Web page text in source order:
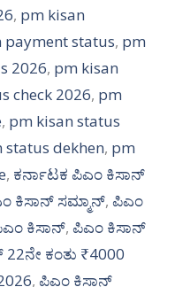
, pm kisan
payment status, pm
2026, pm kisan
check 2026, pm
, pm kisan status
status dekhen, pm
, ಕರ್ನಾಟಕ ಪಿಎಂ ಕಿಸಾನ್
ಕಿಸಾನ್ ಸಮ್ಮಾನ್, ಪಿಎಂ
ಕಿಸಾನ್, ಪಿಎಂ ಕಿಸಾನ್
ಕಂತು ₹4000
, ಪಿಎಂ ಕಿಸಾನ್